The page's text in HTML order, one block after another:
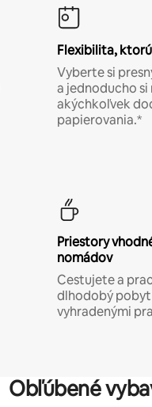
Flexibilita,
Vyberte si
a jednoducho
akýchkoľvek
papierovania.*
Priestory
nomádov
Cestujete a
dlhodobý pobyt
vyhradenými
Obľúbené